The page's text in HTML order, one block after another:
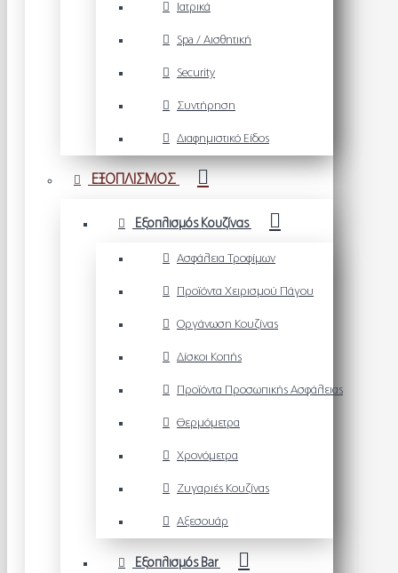
Ιατρικά
Spa / Αισθητική
Security
Συντήρηση
Διαφημιστικό Είδος
ΕΞΟΠΛΙΣΜΟΣ
Εξοπλισμός Κουζίνας
Ασφάλεια Τροφίμων
Προϊόντα Χειρισμού Πάγου
Οργάνωση Κουζίνας
Δίσκοι Κοπής
Προϊόντα Προσωπικής Ασφάλειας
Θερμόμετρα
Χρονόμετρα
Ζυγαριές Κουζίνας
Αξεσουάρ
Εξοπλισμός Bar